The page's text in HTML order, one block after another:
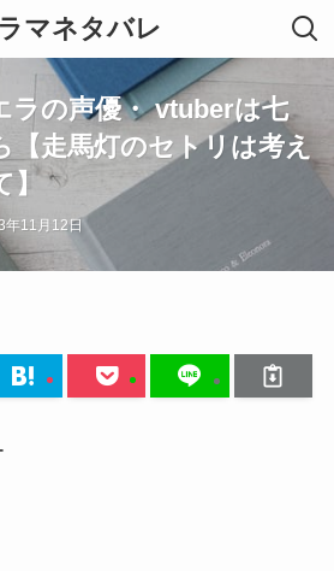
マネタバレ
ラの声優・ vtuberは七
【走馬灯のセトリは考え
】
年11月12日